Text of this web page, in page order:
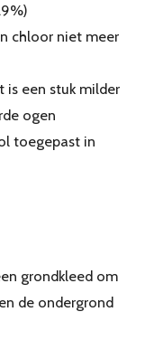
chloor niet meer
is een stuk milder
ogen
toegepast in
grondkleed om
de ondergrond